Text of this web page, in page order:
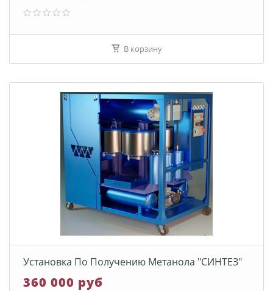
В корзину
Установка По Получению Метанола "СИНТЕЗ"
360 000 руб